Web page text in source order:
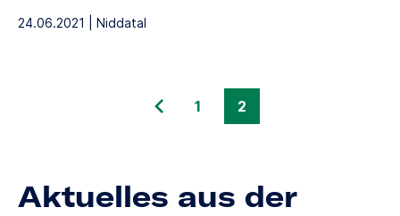
24.06.2021 | Niddatal
1 2
Aktuelles aus der